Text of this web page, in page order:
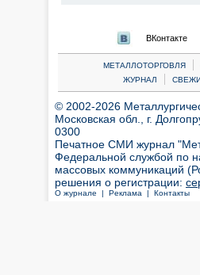
ВКонтакте
МЕТАЛЛОТОРГОВЛЯ |
ЖУРНАЛ
|
© 2002-2026
Московская обл., г.
0300
Печатное СМИ журнал
Федеральной службой по
массовых коммуникаций
решения о регистрации:
О журнале | Реклама | Контакты